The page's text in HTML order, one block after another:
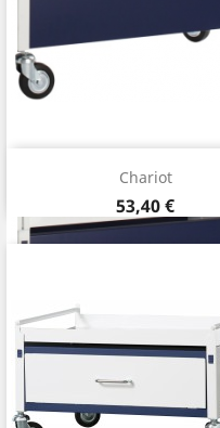
Chariot
Prix
53,40 €